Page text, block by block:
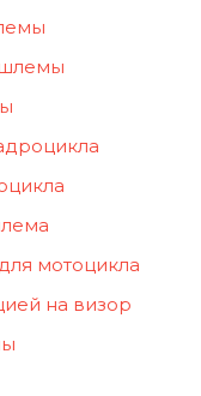
мотоцикла
на визор